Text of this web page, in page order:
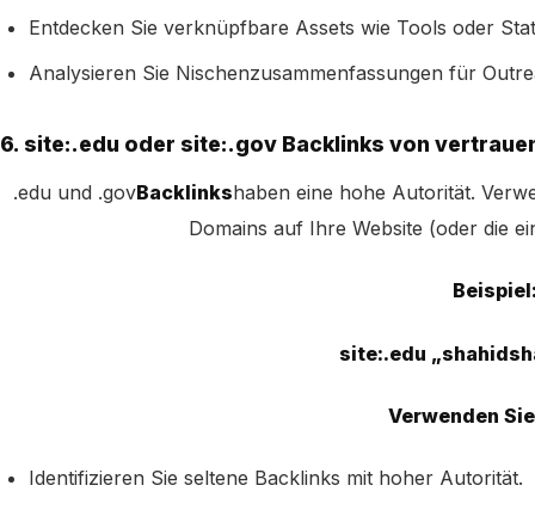
Entdecken Sie verknüpfbare Assets wie Tools oder
Analysieren Sie Nischenzusammenfassungen für
6. site:.edu oder site:.gov Backlinks von
.edu und .govBacklinkshaben eine hohe Autorität.
Domains auf Ihre Website (oder die
site:.edu
Verwenden
Identifizieren Sie seltene Backlinks mit hoher Autorität.